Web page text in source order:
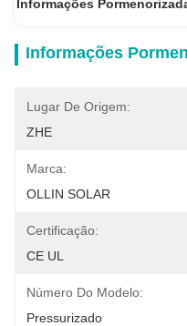
Informações
Informações
Lugar De Origem:
ZHE
Marca:
OLLIN SOLAR
Certificação:
CE UL
Número Do Modelo:
Pressurizado